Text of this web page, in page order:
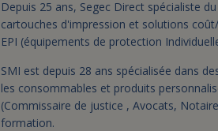
Depuis 25 ans, Segec Direct spécialiste
cartouches d'impression et solutions
EPI (équipements de protection
SMI est depuis 28 ans spécialisée dans
les consommables et produits
(Commissaire de justice , Avocats,
formation.